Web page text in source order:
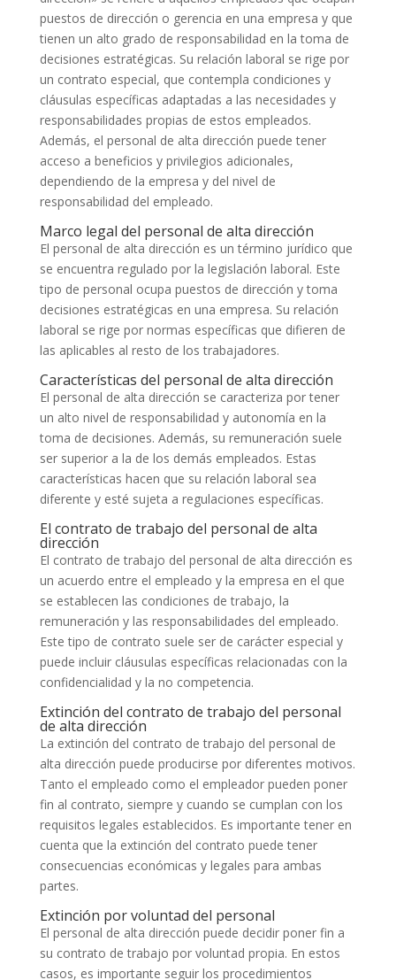
puestos de dirección o gerencia en una empresa y que
tienen un alto grado de responsabilidad en la toma de
decisiones estratégicas. Su relación laboral se rige por
un contrato especial, que contempla condiciones y
cláusulas específicas adaptadas a las necesidades y
responsabilidades propias de estos empleados.
Además, el personal de alta dirección puede tener
acceso a beneficios y privilegios adicionales,
dependiendo de la empresa y del nivel de
responsabilidad del empleado.
Marco legal del personal de alta dirección
El personal de alta dirección es un término jurídico que
se encuentra regulado por la legislación laboral. Este
tipo de personal ocupa puestos de dirección y toma
decisiones estratégicas en una empresa. Su relación
laboral se rige por normas específicas que difieren de
las aplicables al resto de los trabajadores.
Características del personal de alta dirección
El personal de alta dirección se caracteriza por tener
un alto nivel de responsabilidad y autonomía en la
toma de decisiones. Además, su remuneración suele
ser superior a la de los demás empleados. Estas
características hacen que su relación laboral sea
diferente y esté sujeta a regulaciones específicas.
El contrato de trabajo del personal de alta
dirección
El contrato de trabajo del personal de alta dirección es
un acuerdo entre el empleado y la empresa en el que
se establecen las condiciones de trabajo, la
remuneración y las responsabilidades del empleado.
Este tipo de contrato suele ser de carácter especial y
puede incluir cláusulas específicas relacionadas con la
confidencialidad y la no competencia.
Extinción del contrato de trabajo del personal
de alta dirección
La extinción del contrato de trabajo del personal de
alta dirección puede producirse por diferentes motivos.
Tanto el empleado como el empleador pueden poner
fin al contrato, siempre y cuando se cumplan con los
requisitos legales establecidos. Es importante tener en
cuenta que la extinción del contrato puede tener
consecuencias económicas y legales para ambas
partes.
Extinción por voluntad del personal
El personal de alta dirección puede decidir poner fin a
su contrato de trabajo por voluntad propia. En estos
casos, es importante seguir los procedimientos